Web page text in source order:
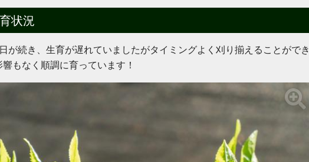
状況
が続き、生育が遅れていましたがタイミングよく刈り揃えることができ
もなく順調に育っています！